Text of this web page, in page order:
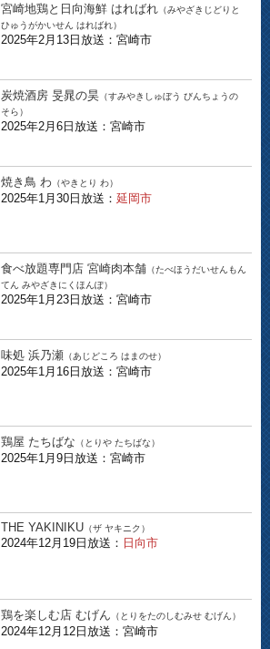
宮崎地鶏と日向海鮮 はればれ （みやざきじどりと
ひゅうがかいせん はればれ）
2025年2月13日放送：宮崎市
炭焼酒房 旻晁の昊 （すみやきしゅぼう びんちょうの
そら）
2025年2月6日放送：宮崎市
焼き鳥 わ （やきとり わ）
2025年1月30日放送： 延岡市
食べ放題専門店 宮崎肉本舗 （たべほうだいせんもん
てん みやざきにくほんぽ）
2025年1月23日放送：宮崎市
味処 浜乃瀬 （あじどころ はまのせ）
2025年1月16日放送：宮崎市
鶏屋 たちばな （とりや たちばな）
2025年1月9日放送：宮崎市
THE YAKINIKU （ザ ヤキニク）
2024年12月19日放送： 日向市
鶏を楽しむ店 むげん （とりをたのしむみせ むげん）
2024年12月12日放送：宮崎市